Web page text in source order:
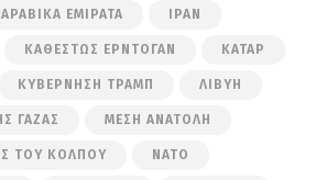
ΕΜΙΡΆΤΑ ΙΡΆΝ
ΚΑΘΕΣΤΏΣ ΕΡΝΤΟΓΆΝ ΚΑΤΆΡ
ΚΥΒΈΡΝΗΣΗ ΤΡΑΜΠ ΛΙΒΎΗ
ΓΆΖΑΣ ΜΈΣΗ ΑΝΑΤΟΛΉ
ΤΟΥ ΚΌΛΠΟΥ ΝΑΤΟ